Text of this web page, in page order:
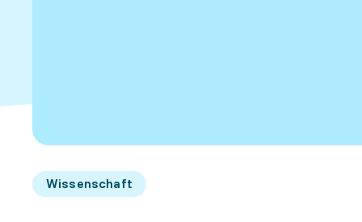
Wissenschaft